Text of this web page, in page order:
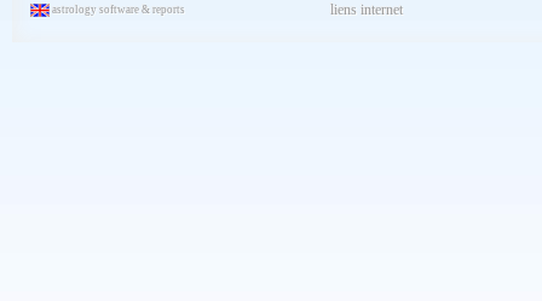
astrology software & reports
liens internet